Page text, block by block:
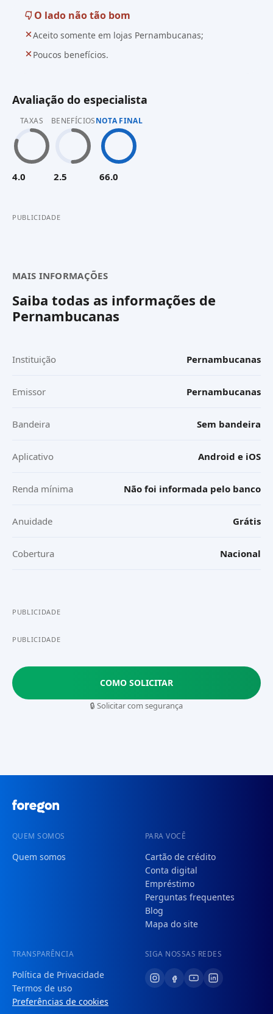
O lado não tão bom
Aceito somente em lojas Pernambucanas;
Poucos benefícios.
Avaliação do especialista
TAXAS
4.0
BENEFÍCIOS
2.5
NOTA FINAL
66.0
PUBLICIDADE
MAIS INFORMAÇÕES
Saiba todas as informações de
Pernambucanas
Instituição Pernambucanas
Emissor Pernambucanas
Bandeira Sem bandeira
Aplicativo Android e iOS
Renda mínima Não foi informada pelo banco
Anuidade Grátis
Cobertura Nacional
PUBLICIDADE
PUBLICIDADE
COMO SOLICITAR
🔒 Solicitar com segurança
QUEM SOMOS
Quem somos
PARA VOCÊ
Cartão de crédito
Conta digital
Empréstimo
Perguntas frequentes
Blog
Mapa do site
TRANSPARÊNCIA
Política de Privacidade
Termos de uso
Preferências de cookies
SIGA NOSSAS REDES